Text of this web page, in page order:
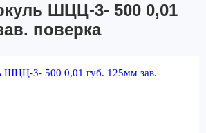
ШЦЦ-3- 500 0,01
поверка